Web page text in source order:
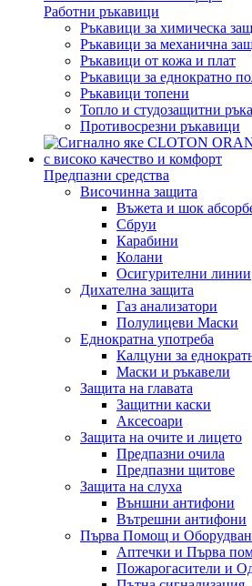
Работни ръкавици
Ръкавици за химическа
Ръкавици за механична
Ръкавици от кожа и плат
Ръкавици за еднократно
Ръкавици топени
Топло и студозащитни
Противосрезни ръкавици
Предпазни средства
Височинна защита
Въжета и шок
Сбруи
Карабини
Колани
Осигурителни линии
Дихателна защита
Газ анализатори
Полулицеви Маски
Еднократна употреба
Калцуни за
Маски и ръкавели
Защита на главата
Защитни каски
Аксесоари
Защита на очите и лицето
Предпазни очила
Предпазни щитове
Защита на слуха
Външни антифони
Вътрешни антифони
Първа Помощ и
Аптечки и Първа
Пожарогасители и